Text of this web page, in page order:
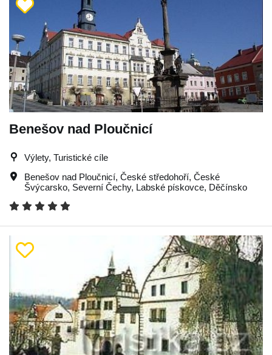
Benešov nad Ploučnicí
Výlety, Turistické cíle
Benešov nad Ploučnicí, České středohoří, České
Švýcarsko, Severní Čechy, Labské pískovce, Děčínsko